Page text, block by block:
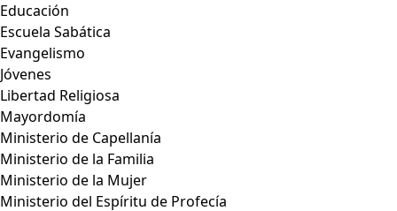
Educación
Escuela Sabática
Evangelismo
Jóvenes
Libertad Religiosa
Mayordomía
Ministerio de Capellanía
Ministerio de la Familia
Ministerio de la Mujer
Ministerio del Espíritu de Profecía